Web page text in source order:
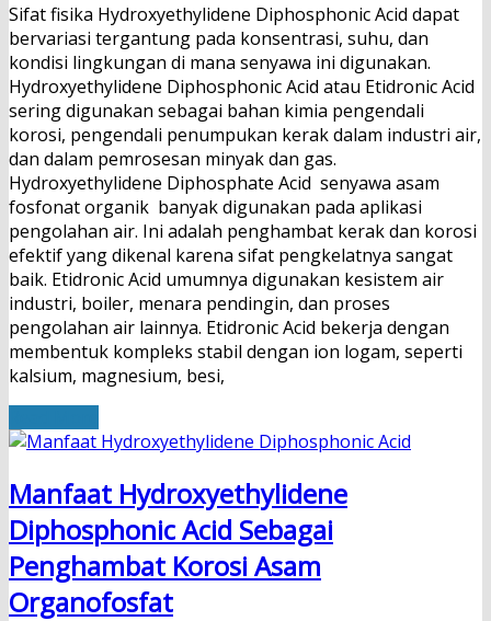
Sifat fisika Hydroxyethylidene Diphosphonic Acid dapat
bervariasi tergantung pada konsentrasi, suhu, dan
kondisi lingkungan di mana senyawa ini digunakan.
Hydroxyethylidene Diphosphonic Acid atau Etidronic Acid
sering digunakan sebagai bahan kimia pengendali
korosi, pengendali penumpukan kerak dalam industri air,
dan dalam pemrosesan minyak dan gas.
Hydroxyethylidene Diphosphate Acid senyawa asam
fosfonat organik banyak digunakan pada aplikasi
pengolahan air. Ini adalah penghambat kerak dan korosi
efektif yang dikenal karena sifat pengkelatnya sangat
baik. Etidronic Acid umumnya digunakan kesistem air
industri, boiler, menara pendingin, dan proses
pengolahan air lainnya. Etidronic Acid bekerja dengan
membentuk kompleks stabil dengan ion logam, seperti
kalsium, magnesium, besi,
Manfaat Hydroxyethylidene
Diphosphonic Acid Sebagai
Penghambat Korosi Asam
Organofosfat